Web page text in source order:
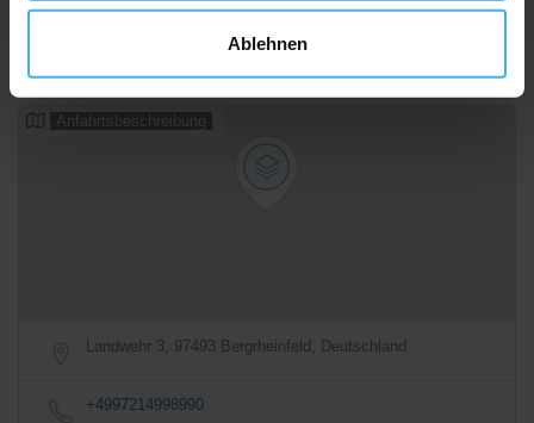
Ablehnen
Anfahrtsbeschreibung
Landwehr 3, 97493 Bergrheinfeld, Deutschland
+4997214998990